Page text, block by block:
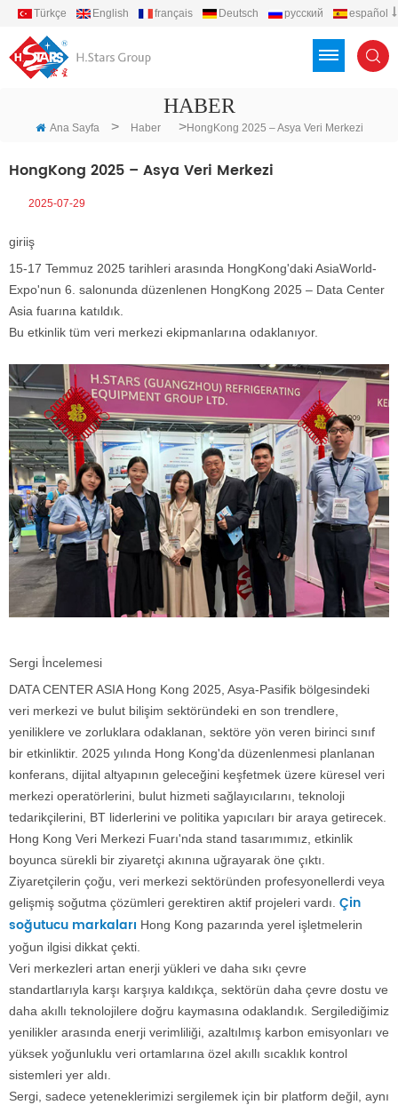
Türkçe English français Deutsch русский
español
HABER
Ana Sayfa > Haber >HongKong 2025 – Asya Veri Merkezi
HongKong 2025 – Asya Veri Merkezi
2025-07-29
giriiş
15-17 Temmuz 2025 tarihleri arasında HongKong'daki AsiaWorld-
Expo'nun 6. salonunda düzenlenen HongKong 2025 – Data Center
Asia fuarına katıldık.
Bu etkinlik tüm veri merkezi ekipmanlarına odaklanıyor.
Sergi İncelemesi
DATA CENTER ASIA Hong Kong 2025, Asya-Pasifik bölgesindeki
veri merkezi ve bulut bilişim sektöründeki en son trendlere,
yeniliklere ve zorluklara odaklanan, sektöre yön veren birinci sınıf
bir etkinliktir. 2025 yılında Hong Kong'da düzenlenmesi planlanan
konferans, dijital altyapının geleceğini keşfetmek üzere küresel veri
merkezi operatörlerini, bulut hizmeti sağlayıcılarını, teknoloji
tedarikçilerini, BT liderlerini ve politika yapıcıları bir araya getirecek.
Hong Kong Veri Merkezi Fuarı'nda stand tasarımımız, etkinlik
boyunca sürekli bir ziyaretçi akınına uğrayarak öne çıktı.
Ziyaretçilerin çoğu, veri merkezi sektöründen profesyonellerdi veya
gelişmiş soğutma çözümleri gerektiren aktif projeleri vardı. Çin
soğutucu markaları Hong Kong pazarında yerel işletmelerin
yoğun ilgisi dikkat çekti.
Veri merkezleri artan enerji yükleri ve daha sıkı çevre
standartlarıyla karşı karşıya kaldıkça, sektörün daha çevre dostu ve
daha akıllı teknolojilere doğru kaymasına odaklandık. Sergilediğimiz
yenilikler arasında enerji verimliliği, azaltılmış karbon emisyonları ve
yüksek yoğunluklu veri ortamlarına özel akıllı sıcaklık kontrol
sistemleri yer aldı.
Sergi, sadece yeteneklerimizi sergilemek için bir platform değil, aynı